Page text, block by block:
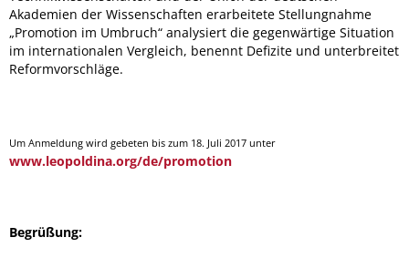
Akademien der Wissenschaften erarbeitete Stellungnahme
„Promotion im Umbruch“ analysiert die gegenwärtige Situation
im internationalen Vergleich, benennt Defizite und unterbreitet
Reformvorschläge.
Um Anmeldung wird gebeten bis zum 18. Juli 2017 unter
www.leopoldina.org/de/promotion
Begrüßung: